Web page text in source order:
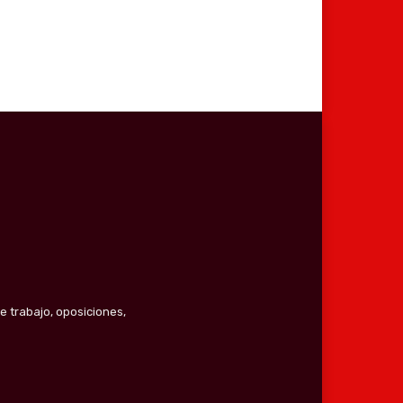
trabajo, oposiciones,